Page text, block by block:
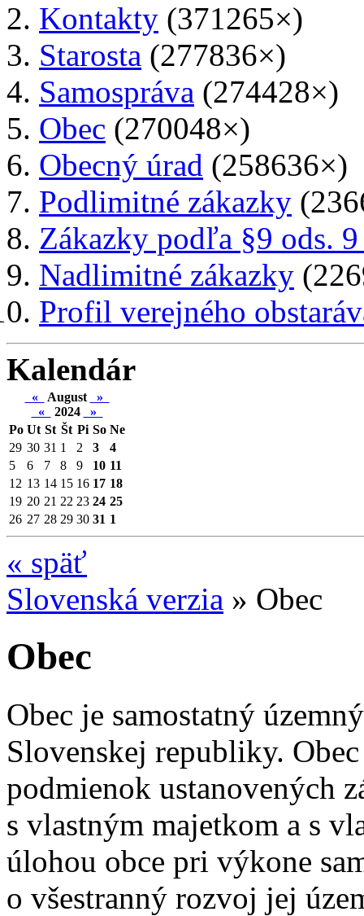
Kontakty (371265×)
Starosta (277836×)
Samospráva (274428×)
Obec (270048×)
Obecný úrad (258636×)
Podlimitné zákazky
Zákazky podľa §9 ods.
Nadlimitné zákazky
Profil verejného
Kalendár
« August
»
«
2024
»
Po Ut St Št Pi So Ne
29 30 31 1 2 3
4
5
6 7 8 9 10 11
12 13 14 15 16 17 18
19 20 21 22 23 24 25
26 27 28 29 30 31 1
« späť
Slovenská verzia » Obec
Obec
Obec je samostatný
Slovenskej republiky.
podmienok ustanovených
s vlastným majetkom a s
úlohou obce pri výkone
o všestranný rozvoj jej